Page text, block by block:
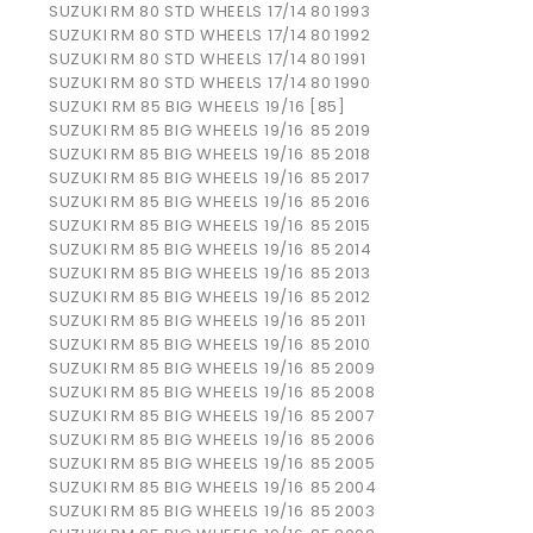
SUZUKI RM 80 STD WHEELS 17/14 80 1993
SUZUKI RM 80 STD WHEELS 17/14 80 1992
SUZUKI RM 80 STD WHEELS 17/14 80 1991
SUZUKI RM 80 STD WHEELS 17/14 80 1990
SUZUKI RM 85 BIG WHEELS 19/16 [85]
SUZUKI RM 85 BIG WHEELS 19/16 85 2019
SUZUKI RM 85 BIG WHEELS 19/16 85 2018
SUZUKI RM 85 BIG WHEELS 19/16 85 2017
SUZUKI RM 85 BIG WHEELS 19/16 85 2016
SUZUKI RM 85 BIG WHEELS 19/16 85 2015
SUZUKI RM 85 BIG WHEELS 19/16 85 2014
SUZUKI RM 85 BIG WHEELS 19/16 85 2013
SUZUKI RM 85 BIG WHEELS 19/16 85 2012
SUZUKI RM 85 BIG WHEELS 19/16 85 2011
SUZUKI RM 85 BIG WHEELS 19/16 85 2010
SUZUKI RM 85 BIG WHEELS 19/16 85 2009
SUZUKI RM 85 BIG WHEELS 19/16 85 2008
SUZUKI RM 85 BIG WHEELS 19/16 85 2007
SUZUKI RM 85 BIG WHEELS 19/16 85 2006
SUZUKI RM 85 BIG WHEELS 19/16 85 2005
SUZUKI RM 85 BIG WHEELS 19/16 85 2004
SUZUKI RM 85 BIG WHEELS 19/16 85 2003